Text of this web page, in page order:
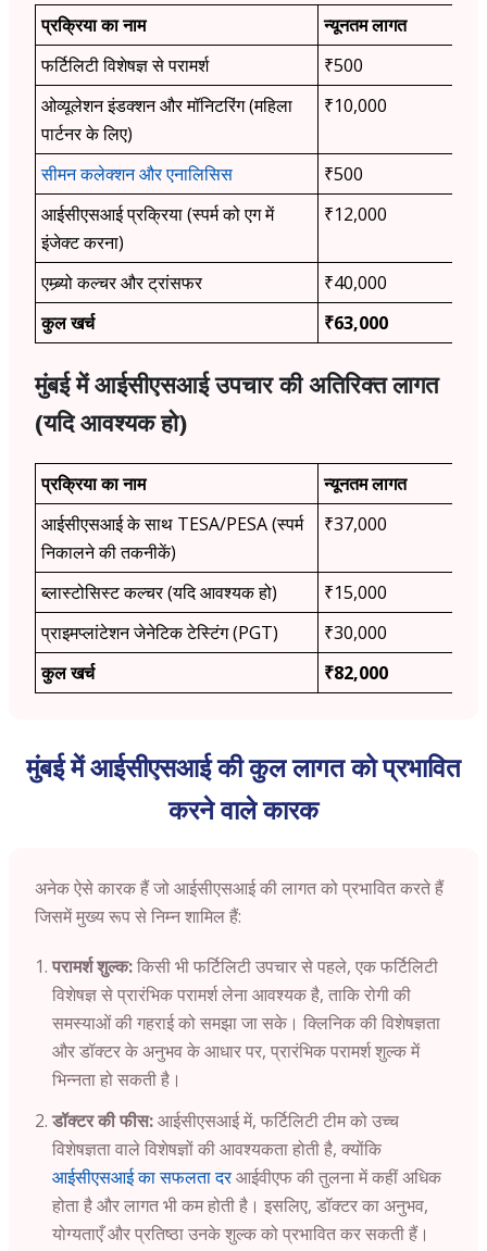
प्रक्रिया का नाम
न्यूनतम लागत
फर्टिलिटी विशेषज्ञ से परामर्श
₹500
ओव्यूलेशन इंडक्शन और मॉनिटरिंग (महिला
पार्टनर के लिए)
₹10,000
सीमन कलेक्शन और एनालिसिस
₹500
आईसीएसआई प्रक्रिया (स्पर्म को एग में
इंजेक्ट करना)
₹12,000
एम्ब्र्यो कल्चर और ट्रांसफर
₹40,000
कुल खर्च
₹63,000
मुंबई में आईसीएसआई उपचार की अतिरिक्त लागत
(यदि आवश्यक हो)
प्रक्रिया का नाम
न्यूनतम लागत
आईसीएसआई के साथ TESA/PESA (स्पर्म
निकालने की तकनीकें)
₹37,000
ब्लास्टोसिस्ट कल्चर (यदि आवश्यक हो)
₹15,000
प्राइमप्लांटेशन जेनेटिक टेस्टिंग (PGT)
₹30,000
कुल खर्च
₹82,000
मुंबई में आईसीएसआई की कुल लागत को प्रभावित
करने वाले कारक
अनेक ऐसे कारक हैं जो आईसीएसआई की लागत को प्रभावित करते हैं
जिसमें मुख्य रूप से निम्न शामिल हैं:
परामर्श शुल्क:किसी भी फर्टिलिटी उपचार से पहले, एक फर्टिलिटी
विशेषज्ञ से प्रारंभिक परामर्श लेना आवश्यक है, ताकि रोगी की
समस्याओं की गहराई को समझा जा सके। क्लिनिक की विशेषज्ञता
और डॉक्टर के अनुभव के आधार पर, प्रारंभिक परामर्श शुल्क में
भिन्नता हो सकती है।
डॉक्टर की फीस:आईसीएसआई में, फर्टिलिटी टीम को उच्च
विशेषज्ञता वाले विशेषज्ञों की आवश्यकता होती है, क्योंकि
आईसीएसआई का सफलता दरआईवीएफ की तुलना में कहीं अधिक
होता है और लागत भी कम होती है। इसलिए, डॉक्टर का अनुभव,
योग्यताएँ और प्रतिष्ठा उनके शुल्क को प्रभावित कर सकती हैं।